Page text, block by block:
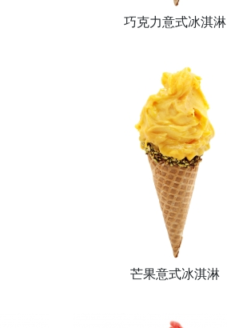
巧克力意式冰淇淋
芒果意式冰淇淋